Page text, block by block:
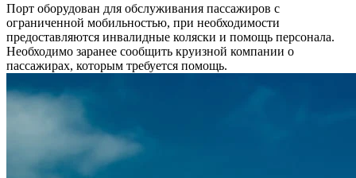
Порт оборудован для обслуживания пассажиров с
ограниченной мобильностью, при необходимости
предоставляются инвалидные коляски и помощь персонала.
Необходимо заранее сообщить круизной компании о
пассажирах, которым требуется помощь.